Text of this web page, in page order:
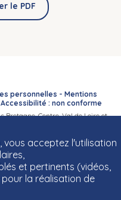
vous acceptez l'utilisation
et pertinents (vidéos,
la réalisation de
le PDF
personnelles - Mentions
Accessibilité : non conforme
Bretagne, Centre-Val de Loire et